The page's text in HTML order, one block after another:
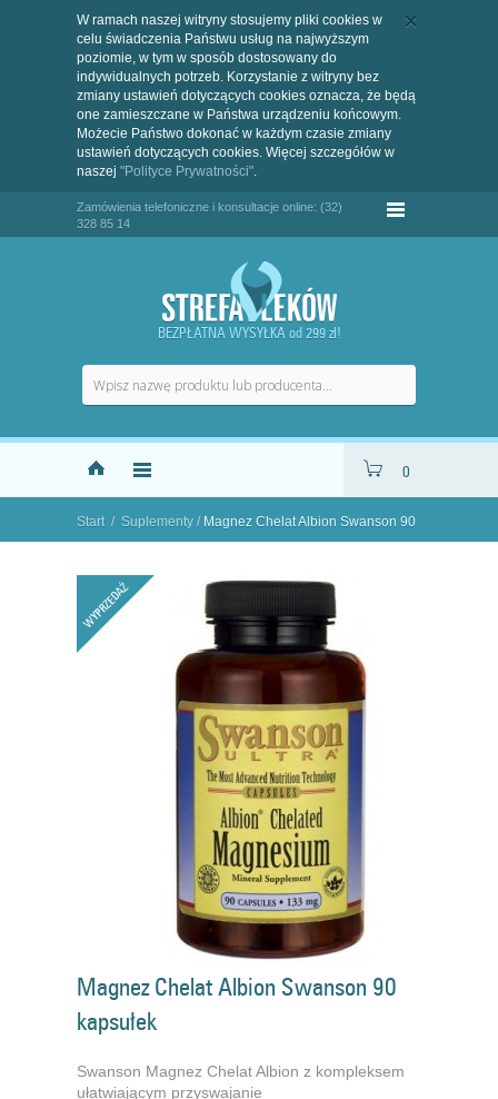
W ramach naszej witryny stosujemy pliki cookies w
celu świadczenia Państwu usług na najwyższym
poziomie, w tym w sposób dostosowany do
indywidualnych potrzeb. Korzystanie z witryny bez
zmiany ustawień dotyczących cookies oznacza, że będą
one zamieszczane w Państwa urządzeniu końcowym.
Możecie Państwo dokonać w każdym czasie zmiany
ustawień dotyczących cookies. Więcej szczegółów w
naszej "Polityce Prywatności".
Zamówienia telefoniczne i konsultacje online: (32)
328 85 14
BEZPŁATNA WYSYŁKA od 299 zł!
0
Start / Suplementy / Magnez Chelat Albion Swanson 90
Magnez Chelat Albion Swanson 90
kapsułek
Swanson Magnez Chelat Albion z kompleksem
ułatwiającym przyswajanie